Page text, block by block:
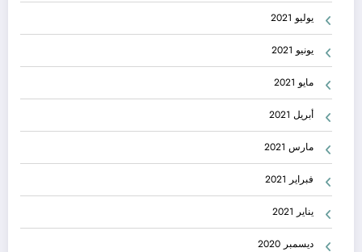
يوليو 2021
يونيو 2021
مايو 2021
أبريل 2021
مارس 2021
فبراير 2021
يناير 2021
ديسمبر 2020